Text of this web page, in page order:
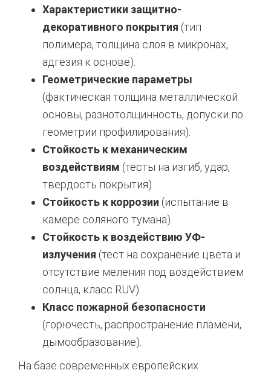
Характеристики защитно-
декоративного покрытия (тип
полимера, толщина слоя в микронах,
адгезия к основе).
Геометрические параметры
(фактическая толщина металлической
основы, разнотолщинность, допуски по
геометрии профилирования).
Стойкость к механическим
воздействиям (тесты на изгиб, удар,
твердость покрытия).
Стойкость к коррозии (испытание в
камере соляного тумана).
Стойкость к воздействию УФ-
излучения (тест на сохранение цвета и
отсутствие меления под воздействием
солнца, класс RUV).
Класс пожарной безопасности
(горючесть, распространение пламени,
дымообразование).
На базе современных европейских